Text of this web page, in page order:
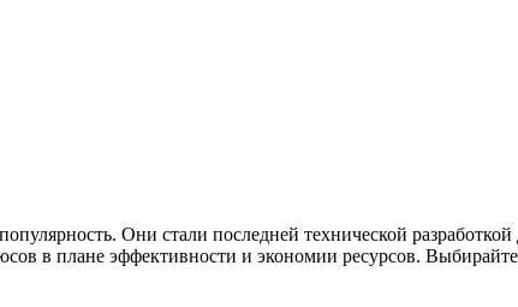
Они стали последней технической
в плане эффективности и экономии ресурсов.